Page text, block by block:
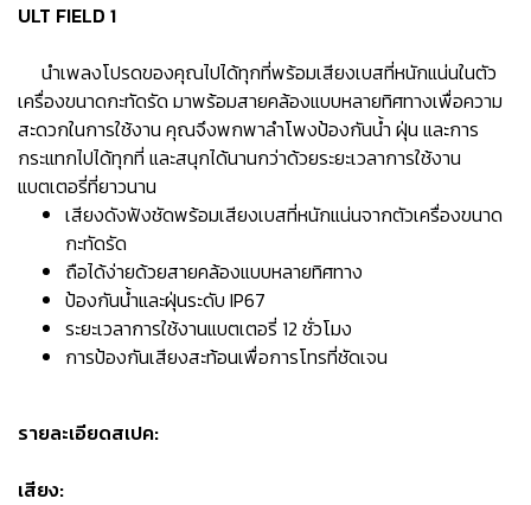
ULT FIELD 1
นำเพลงโปรดของคุณไปได้ทุกที่พร้อมเสียงเบสที่หนักแน่นในตัว
เครื่องขนาดกะทัดรัด มาพร้อมสายคล้องแบบหลายทิศทางเพื่อความ
สะดวกในการใช้งาน คุณจึงพกพาลำโพงป้องกันน้ำ ฝุ่น และการ
กระแทกไปได้ทุกที่ และสนุกได้นานกว่าด้วยระยะเวลาการใช้งาน
แบตเตอรี่ที่ยาวนาน
เสียงดังฟังชัดพร้อมเสียงเบสที่หนักแน่นจากตัวเครื่องขนาด
กะทัดรัด
ถือได้ง่ายด้วยสายคล้องแบบหลายทิศทาง
ป้องกันน้ำและฝุ่นระดับ IP67
ระยะเวลาการใช้งานแบตเตอรี่ 12 ชั่วโมง
การป้องกันเสียงสะท้อนเพื่อการโทรที่ชัดเจน
รายละเอียดสเปค:
เสียง: